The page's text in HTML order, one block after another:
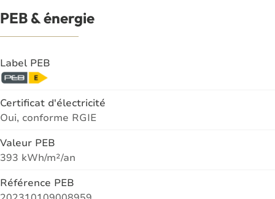
PEB & énergie
Label PEB
Certificat d'électricité
Oui, conforme RGIE
Valeur PEB
393 kWh/m²/an
Référence PEB